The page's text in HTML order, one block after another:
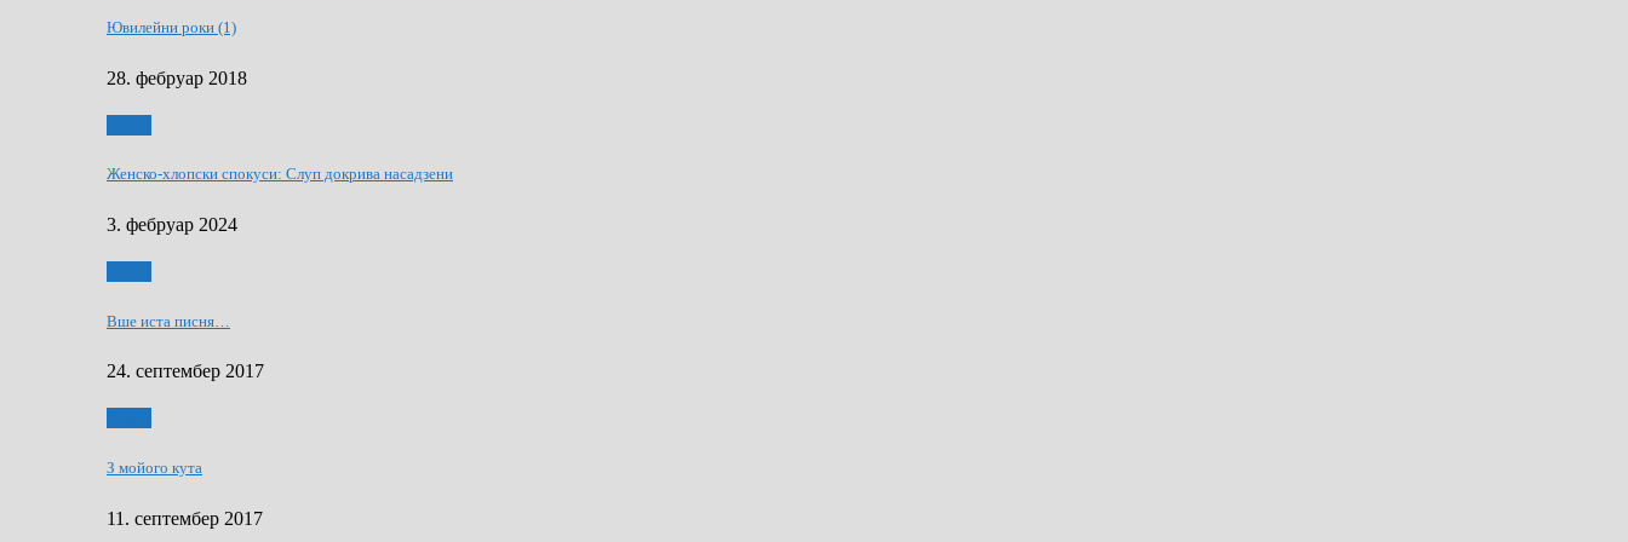
Ювилейни роки (1)
28. фебруар 2018
Женско-хлопски спокуси: Слуп докрива насадзени
3. фебруар 2024
Вше иста писня…
24. септембер 2017
З мойого кута
11. септембер 2017